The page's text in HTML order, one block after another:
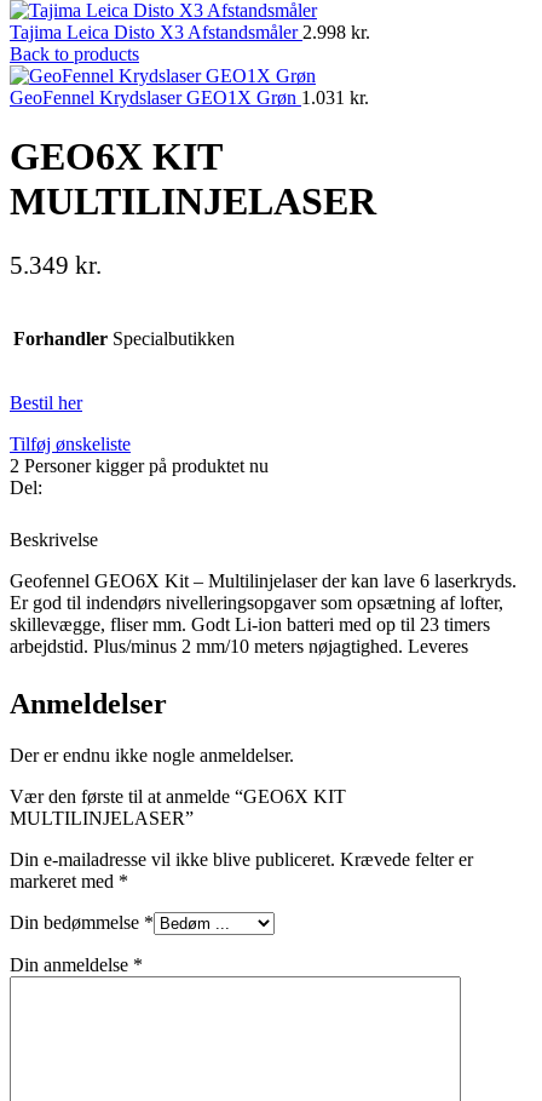
Tajima Leica Disto X3 Afstandsmåler 2.998 kr.
Back to products
GeoFennel Krydslaser GEO1X Grøn 1.031 kr.
GEO6X KIT
MULTILINJELASER
5.349 kr.
Forhandler Specialbutikken
Bestil her
Tilføj ønskeliste
2 Personer kigger på produktet nu
Del:
Beskrivelse
Geofennel GEO6X Kit – Multilinjelaser der kan lave 6 laserkryds.
Er god til indendørs nivelleringsopgaver som opsætning af lofter,
skillevægge, fliser mm. Godt Li-ion batteri med op til 23 timers
arbejdstid. Plus/minus 2 mm/10 meters nøjagtighed. Leveres
Anmeldelser
Der er endnu ikke nogle anmeldelser.
Vær den første til at anmelde “GEO6X KIT
MULTILINJELASER”
Din e-mailadresse vil ikke blive publiceret. Krævede felter er
markeret med *
Din bedømmelse *
Din anmeldelse *